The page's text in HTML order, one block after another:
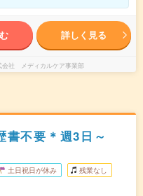
詳しく見る
会社 メディカルケア事業部
書不要＊週3日～
土日祝日が休み 残業なし